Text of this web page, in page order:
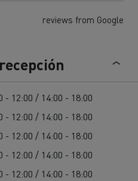
reviews from Google
- 12:00 / 14:00 - 18:00
- 12:00 / 14:00 - 18:00
- 12:00 / 14:00 - 18:00
- 12:00 / 14:00 - 18:00
- 12:00 / 14:00 - 18:00